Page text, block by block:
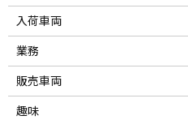
入荷車両
業務
販売車両
趣味